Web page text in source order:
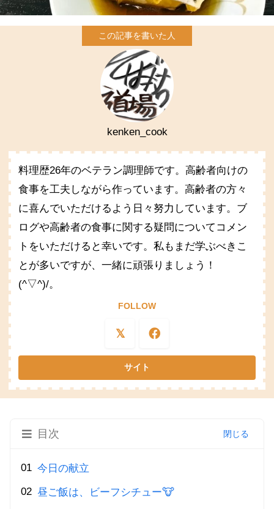
kenken_cook
料理歴26年のベテラン調理師です。高齢者向けの
食事を工夫しながら作っています。高齢者の方々
に喜んでいただけるよう日々努力しています。ブ
ログや高齢者の食事に関する疑問についてコメン
トをいただけると幸いです。私もまだ学ぶべきこ
とが多いですが、一緒に頑張りましょう！
(^▽^)/。
FOLLOW
目次
今日の献立
昼ご飯は、ビーフシチュー🐮